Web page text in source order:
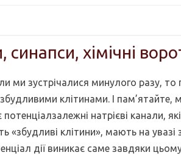
хімічні
ми зустрічалися минулого разу,
клітинами. І пам’ятайте,
потенціалзалежні натрієві канали,
«збудливі клітини», мають на
дії виникає саме завдяки